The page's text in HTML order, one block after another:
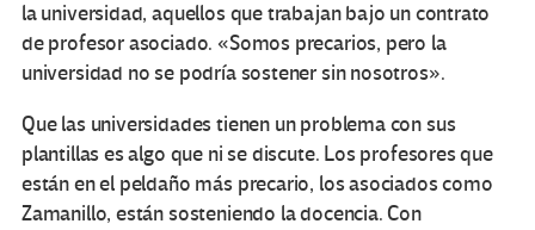
la universidad, aquellos que trabajan bajo un contrato
de profesor asociado. «Somos precarios, pero la
universidad no se podría sostener sin nosotros».
Que las universidades tienen un problema con sus
plantillas es algo que ni se discute. Los profesores que
están en el peldaño más precario, los asociados como
Zamanillo, están sosteniendo la docencia. Con